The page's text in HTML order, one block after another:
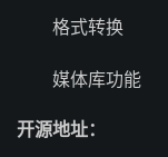
格式转换
媒体库功能
开源地址：